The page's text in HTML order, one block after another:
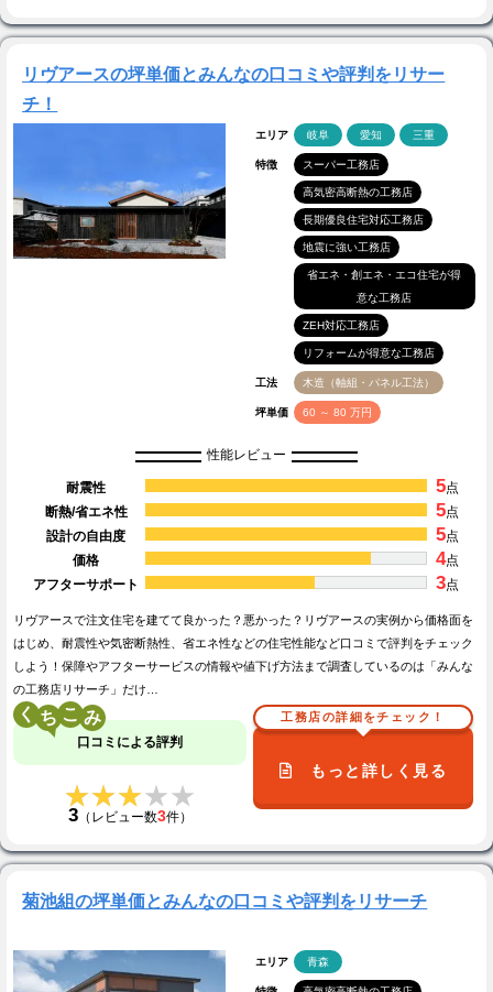
リヴアースの坪単価とみんなの口コミや評判をリサー
チ！
エリア 岐阜 愛知 三重
特徴 スーパー工務店
高気密高断熱の工務店
長期優良住宅対応工務店
地震に強い工務店
省エネ・創エネ・エコ住宅が得
意な工務店
ZEH対応工務店
リフォームが得意な工務店
工法 木造（軸組・パネル工法）
坪単価 60 ～ 80 万円
性能レビュー
耐震性 5点
断熱/省エネ性
5点
設計の自由度
5点
価格
4点
アフターサポート
3点
リヴアースで注文住宅を建てて良かった？悪かった？リヴアースの実例から価格面を
はじめ、耐震性や気密断熱性、省エネ性などの住宅性能など口コミで評判をチェック
しよう！保障やアフターサービスの情報や値下げ方法まで調査しているのは「みんな
の工務店リサーチ」だけ…
く こ
口コミによる評判
★★★★★
★★★★★
3（レビュー数3件）
工務店の詳細をチェック！
もっと詳しく見る
菊池組の坪単価とみんなの口コミや評判をリサーチ
エリア 青森